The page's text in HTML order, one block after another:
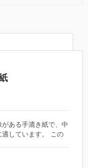
ある手漉き紙で、中
適しています。 この